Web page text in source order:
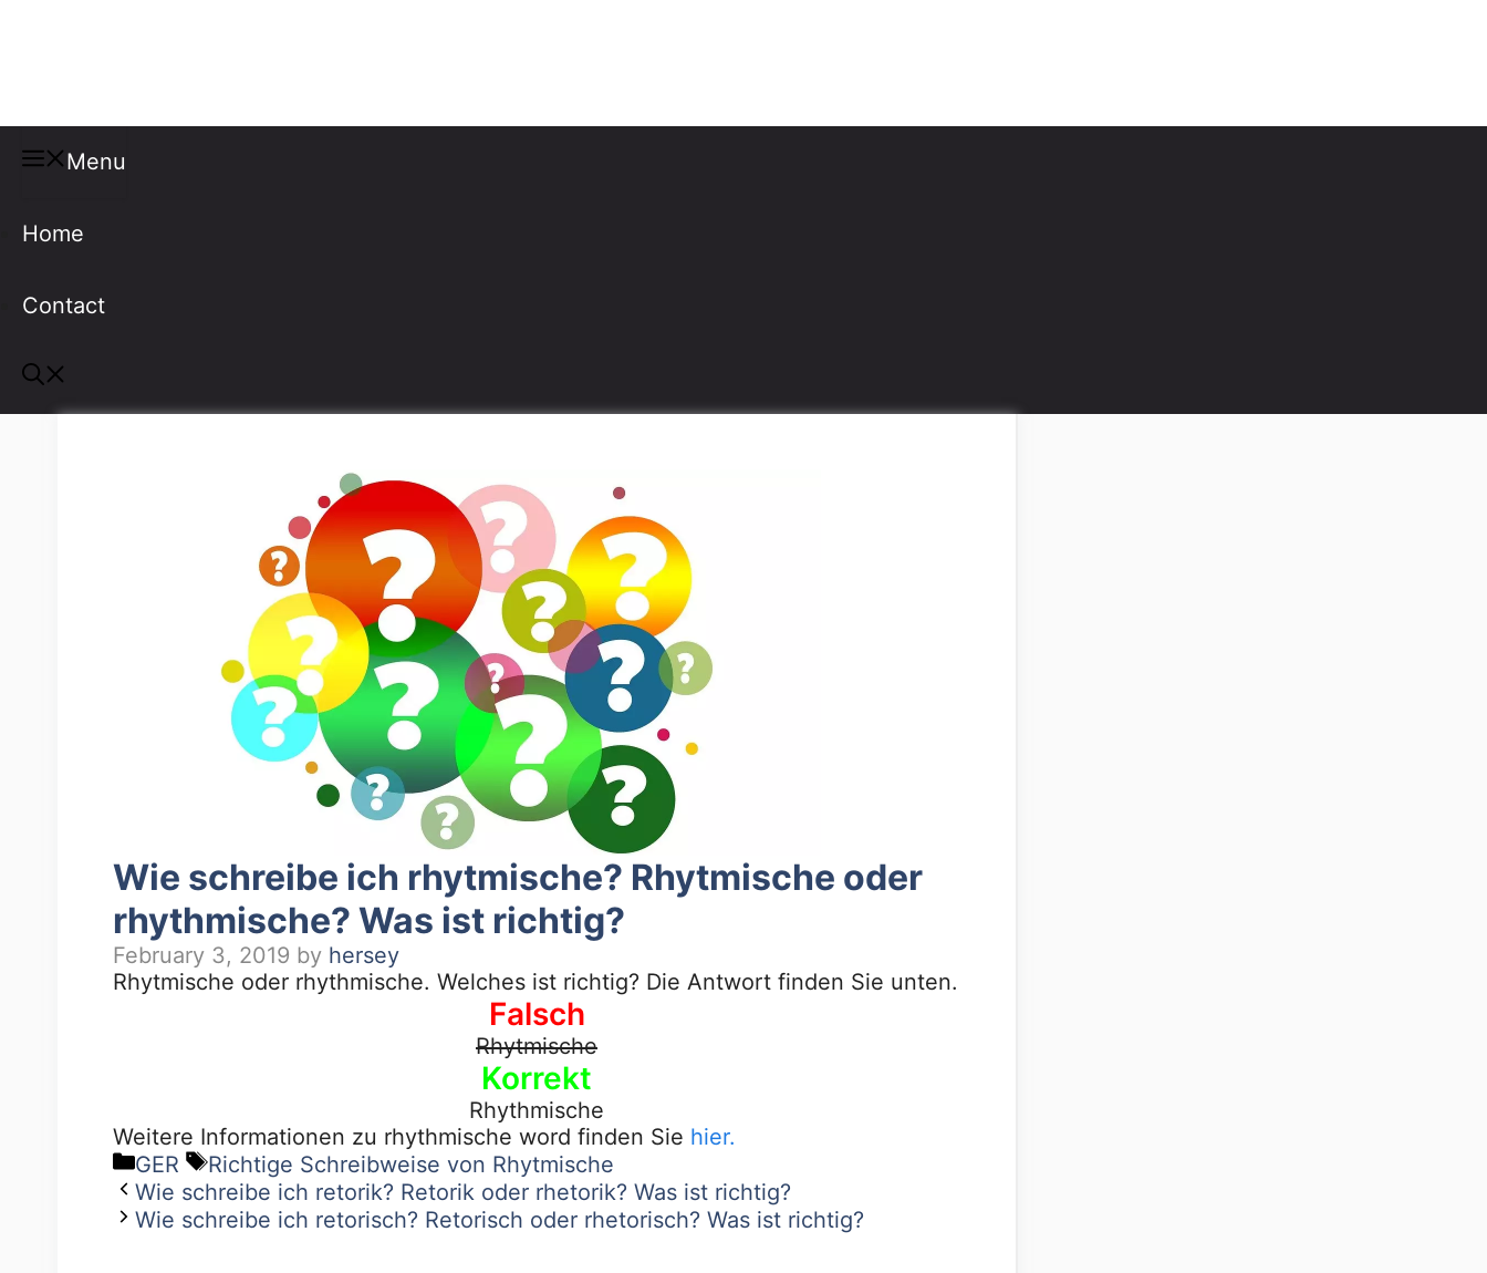
Menu
Home
Contact
Wie schreibe ich rhytmische? Rhytmische oder
rhythmische? Was ist richtig?
February 3, 2019 by hersey
Rhytmische oder rhythmische. Welches ist richtig? Die Antwort finden Sie unten.
Falsch
Rhytmische
Korrekt
Rhythmische
Weitere Informationen zu rhythmische word finden Sie hier.
GER
Richtige Schreibweise von Rhytmische
Wie schreibe ich retorik? Retorik oder rhetorik? Was ist richtig?
Wie schreibe ich retorisch? Retorisch oder rhetorisch? Was ist richtig?